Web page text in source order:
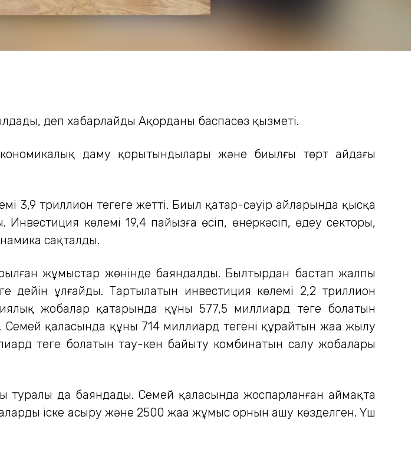
деп хабарлайды Ақорданың баспасөз қызметі.
даму қорытындылары және биылғы төрт айдағы
3,9 триллион теңгеге жетті. Биыл қаңтар-сәуір айларында қысқа
көлемі 19,4 пайызға өсіп, өнеркәсіп, өңдеу секторы,
сақталды.
жұмыстар жөнінде баяндалды. Былтырдан бастап жалпы
дейін ұлғайды. Тартылатын инвестиция көлемі 2,2 триллион
жобалар қатарында құны 577,5 миллиард теңге болатын
Семей қаласында құны 714 миллиард теңгені құрайтын жаңа жылу
теңге болатын тау-кен байыту комбинатын салу жобалары
туралы да баяндады. Семей қаласында жоспарланған аймақта
іске асыру және 2500 жаңа жұмыс орнын ашу көзделген. Үш